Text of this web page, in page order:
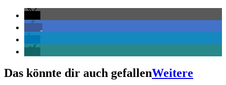
Das könnte dir auch gefallenWeitere